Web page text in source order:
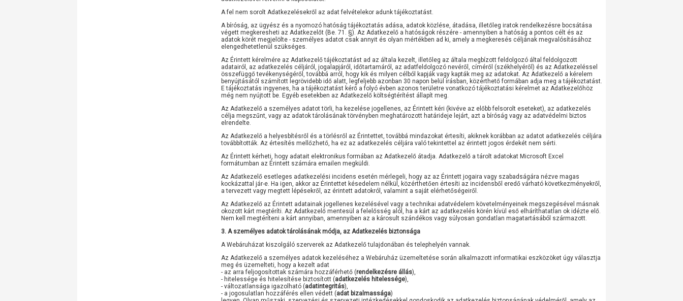
A fel nem sorolt Adatkezelésekről az adat felvételekor adunk tájékoztatást.
A bíróság, az ügyész és a nyomozó hatóság tájékoztatás adása, adatok közlése, átadása, illetőleg iratok rendelkezésre bocsátása
végett megkeresheti az Adatkezelőt (Be. 71. §). Az Adatkezelő a hatóságok részére - amennyiben a hatóság a pontos célt és az
adatok körét megjelölte - személyes adatot csak annyit és olyan mértékben ad ki, amely a megkeresés céljának megvalósításához
elengedhetetlenül szükséges.
Az Érintett kérelmére az Adatkezelő tájékoztatást ad az általa kezelt, illetőleg az általa megbízott feldolgozó által feldolgozott
adatairól, az adatkezelés céljáról, jogalapjáról, időtartamáról, az adatfeldolgozó nevéről, címéről (székhelyéről) és az Adatkezeléssel
összefüggő tevékenységéről, továbbá arról, hogy kik és milyen célból kapják vagy kapták meg az adatokat. Az Adatkezelő a kérelem
benyújtásától számított legrövidebb idő alatt, legfeljebb azonban 30 napon belül írásban, közérthető formában adja meg a tájékoztatást.
E tájékoztatás ingyenes, ha a tájékoztatást kérő a folyó évben azonos területre vonatkozó tájékoztatási kérelmet az Adatkezelőhöz
még nem nyújtott be. Egyéb esetekben az Adatkezelő költségtérítést állapít meg.
Az Adatkezelő a személyes adatot törli, ha kezelése jogellenes, az Érintett kéri (kivéve az előbb felsorolt eseteket), az adatkezelés
célja megszűnt, vagy az adatok tárolásának törvényben meghatározott határideje lejárt, azt a bíróság vagy az adatvédelmi biztos
elrendelte.
Az Adatkezelő a helyesbítésről és a törlésről az Érintettet, továbbá mindazokat értesíti, akiknek korábban az adatot adatkezelés céljára
továbbították. Az értesítés mellőzhető, ha ez az adatkezelés céljára való tekintettel az érintett jogos érdekét nem sérti.
Az Érintett kérheti, hogy adatait elektronikus formában az Adatkezelő átadja. Adatkezelő a tárolt adatokat Microsoft Excel
formátumban az Érintett számára emailen megküldi.
Az Adatkezelő esetleges adatkezelési incidens esetén mérlegeli, hogy az az Érintett jogaira vagy szabadságára nézve magas
kockázattal jár-e. Ha igen, akkor az Érintettet késedelem nélkül, közérthetően értesíti az incidensből eredő várható következményekről,
a tervezett vagy megtett lépésekről, az érintett adatokról, valamint a saját elérhetőségeiről.
Az Adatkezelő az Érintett adatainak jogellenes kezelésével vagy a technikai adatvédelem követelményeinek megszegésével másnak
okozott kárt megtéríti. Az Adatkezelő mentesül a felelősség alól, ha a kárt az adatkezelés körén kívül eső elháríthatatlan ok idézte elő.
Nem kell megtéríteni a kárt annyiban, amennyiben az a károsult szándékos vagy súlyosan gondatlan magatartásából származott.
3. A személyes adatok tárolásának módja, az Adatkezelés biztonsága
A Webáruházat kiszolgáló szerverek az Adatkezelő tulajdonában és telephelyén vannak.
Az Adatkezelő a személyes adatok kezeléséhez a Webáruház üzemeltetése során alkalmazott informatikai eszközöket úgy választja
meg és üzemelteti, hogy a kezelt adat
- az arra feljogosítottak számára hozzáférhető (rendelkezésre állás),
- hitelessége és hitelesítése biztosított (adatkezelés hitelessége),
- változatlansága igazolható (adatintegritás),
- a jogosulatlan hozzáférés ellen védett (adat bizalmassága)